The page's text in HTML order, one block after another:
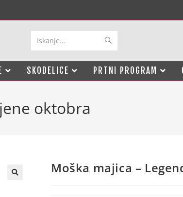
Iskanje...
SKODELICE PRTNI PROGRAM
oktobra
Moška majica –